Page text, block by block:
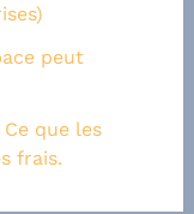
peut
que les
frais.